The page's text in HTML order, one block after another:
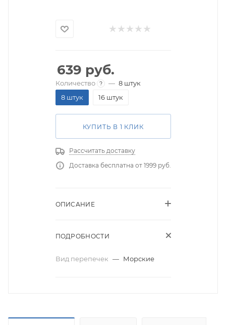
639 руб.
Количество ? — 8 штук
8 штук
16 штук
КУПИТЬ В 1 КЛИК
Рассчитать доставку
Доставка бесплатна от 1999 руб.
ОПИСАНИЕ
ПОДРОБНОСТИ
Вид перепечек — Морские